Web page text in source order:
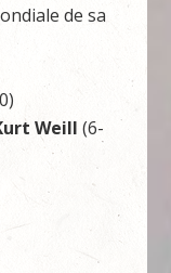
de sa
Weill (6-